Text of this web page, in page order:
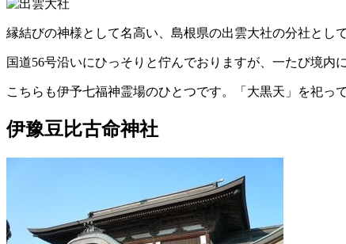
縁結びの神様として名高い、島根県の出雲大社の分社とし
国道56号沿いにひっそりと佇んでおりますが、一たび境内
こちらも伊予七福神霊場のひとつです。「大黒天」を祀っ
伊豫豆比古命神社